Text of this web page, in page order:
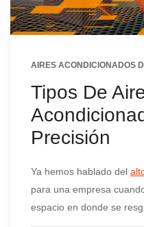
AIRES ACONDICIONADOS
Tipos De
Precisión
Ya hemos hablado del
para una empresa
espacio en donde se